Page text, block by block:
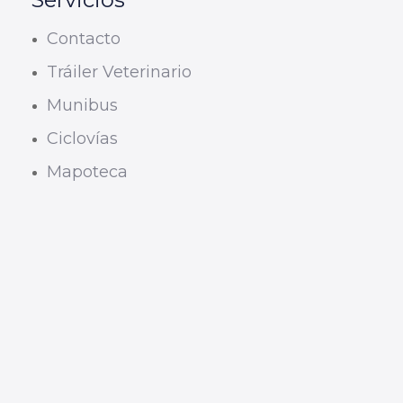
Contacto
Tráiler Veterinario
Munibus
Ciclovías
Mapoteca